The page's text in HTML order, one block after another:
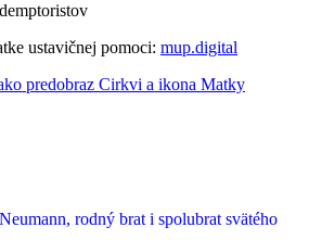
ustavičnej pomoci: mup.digital
predobraz Cirkvi a ikona Matky